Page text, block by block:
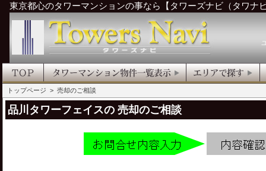
東京都心のタワーマンションの事なら【タワーズナビ（タワナ
トップページ > 売却のご相談
品川タワーフェイスの 売却のご相談